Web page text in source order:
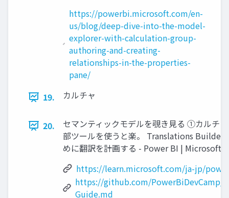
https://powerbi.microsoft.com/en-
us/blog/deep-dive-into-the-model-
explorer-with-calculation-group-
authoring-and-creating-
relationships-in-the-properties-
pane/
19.
カルチャ
20.
セマンティックモデルを覗き見る ①カルチ
部ツールを使うと楽。 Translations
めに翻訳を計画する - Power BI | Microsoft
https://learn.microsoft.com/ja-jp/
https://github.com/
Guide.md